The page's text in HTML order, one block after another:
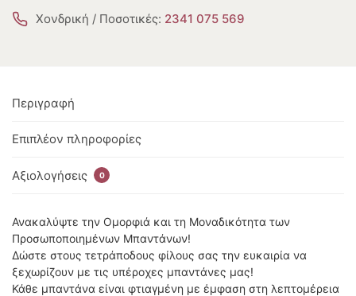
Χονδρική / Ποσοτικές: 2341 075 569
Περιγραφή
Επιπλέον πληροφορίες
Αξιολογήσεις 0
Ανακαλύψτε την Ομορφιά και τη Μοναδικότητα των
Προσωποποιημένων Μπαντάνων!
Δώστε στους τετράποδους φίλους σας την ευκαιρία να
ξεχωρίζουν με τις υπέροχες μπαντάνες μας!
Κάθε μπαντάνα είναι φτιαγμένη με έμφαση στη λεπτομέρεια